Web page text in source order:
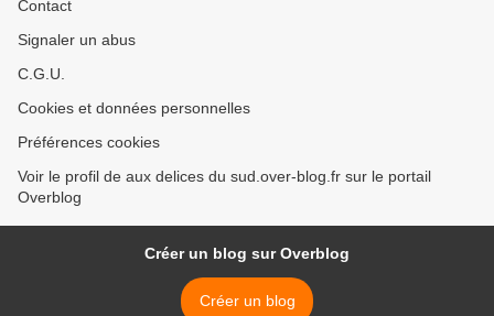
Contact
Signaler un abus
C.G.U.
Cookies et données personnelles
Préférences cookies
Voir le profil de aux delices du sud.over-blog.fr sur le portail
Overblog
Créer un blog sur Overblog
Créer un blog